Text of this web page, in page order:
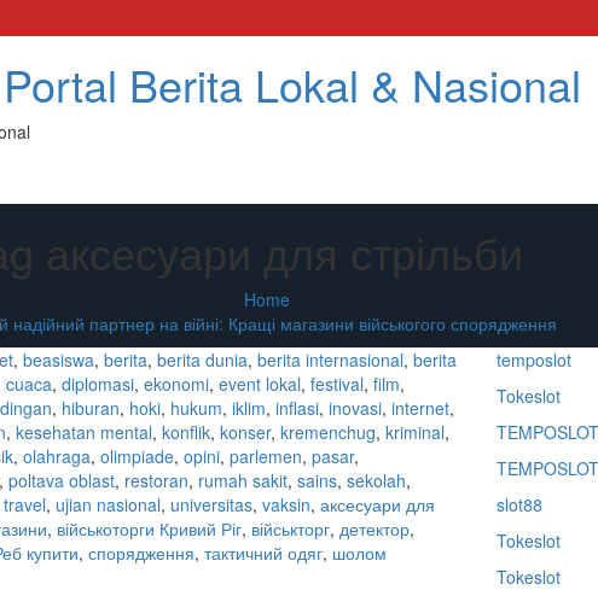
Berita Lokal & Nasional
аксесуари для стрільби
Home
надійний партнер на війні: Кращі магазини військогого спорядження
, beasiswa, berita, berita dunia, berita internasional, berita
cuaca, diplomasi, ekonomi, event lokal, festival, film,
, hiburan, hoki, hukum, iklim, inflasi, inovasi, internet,
, kesehatan mental, konflik, konser, kremenchug, kriminal,
, olahraga, olimpiade, opini, parlemen, pasar,
, poltava oblast, restoran, rumah sakit, sains, sekolah,
travel, ujian nasional, universitas, vaksin, аксесуари для
, військоторги Кривий Ріг, військторг, детектор,
купити, спорядження, тактичний одяг, шолом
temposlot
Tokeslot
TEMPOSLOT
TEMPOSLOT
slot88
Tokeslot
Tokeslot